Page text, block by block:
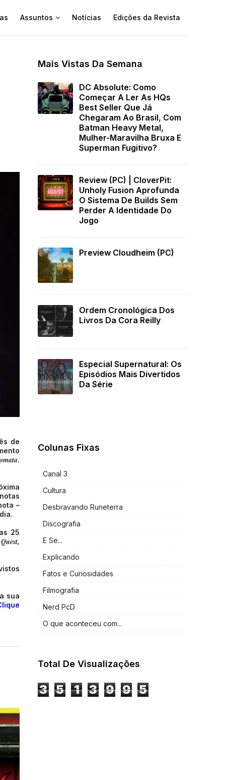
Assuntos Notícias Edições da Revista
de
.
–
25
sua
Mais Vistas Da Semana
DC Absolute: Como
Começar A Ler As HQs
Best Seller Que Já
Chegaram Ao Brasil, Com
Batman Heavy Metal,
Mulher-Maravilha Bruxa E
Superman Fugitivo?
Review (PC) | CloverPit:
Unholy Fusion Aprofunda
O Sistema De Builds Sem
Perder A Identidade Do
Jogo
Preview Cloudheim (PC)
Ordem Cronológica Dos
Livros Da Cora Reilly
Especial Supernatural: Os
Episódios Mais Divertidos
Da Série
Colunas Fixas
Canal 3
Cultura
Desbravando Runeterra
Discografia
E Se...
Explicando
Fatos e Curiosidades
Filmografia
Nerd PcD
O que aconteceu com...
Total De Visualizações
3 5 1 3 9 9 5